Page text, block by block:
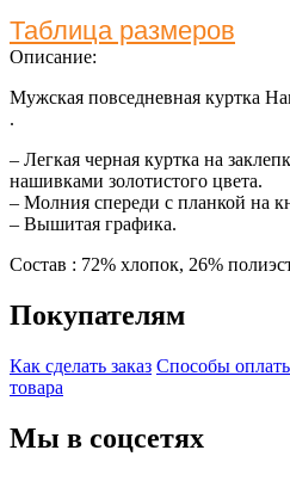
Таблица размеров
Описание:
Мужская повседневная куртка
.
– Легкая черная куртка на
нашивками золотистого цвета.
– Молния спереди с планкой на
– Вышитая графика.
Состав : 72% хлопок, 26%
Покупателям
Как сделать заказ Способы
товара
Мы в соцсетях